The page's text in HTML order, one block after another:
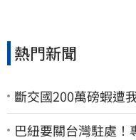
熱門新聞
斷交國200萬磅蝦遭
巴紐要關台灣駐處